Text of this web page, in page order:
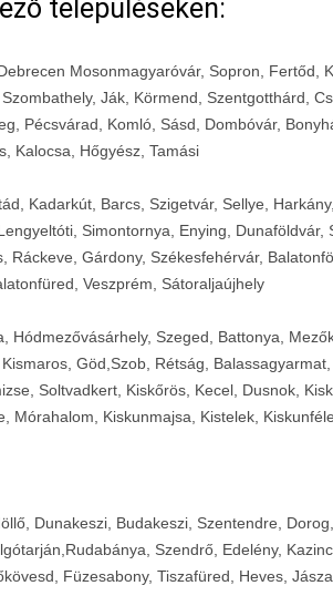
településeken:
Mosonmagyaróvár, Sopron, Fertőd,
Ják, Körmend, Szentgotthárd,
Pécsvárad, Komló, Sásd, Dombóvár,
Kalocsa, Hőgyész, Tamási
Kadarkút, Barcs, Szigetvár, Sellye,
Simontornya, Enying, Dunaföldvár,
Gárdony, Székesfehérvár,
Veszprém, Sátoraljaújhely
Hódmezővásárhely, Szeged, Battonya,
Göd,Szob, Rétság, Balassagyarmat,
Soltvadkert, Kiskőrös, Kecel, Dusnok,
Mórahalom, Kiskunmajsa, Kistelek,
Dunakeszi, Budakeszi, Szentendre,
Szendrő, Edelény,
Füzesabony, Tiszafüred, Heves,